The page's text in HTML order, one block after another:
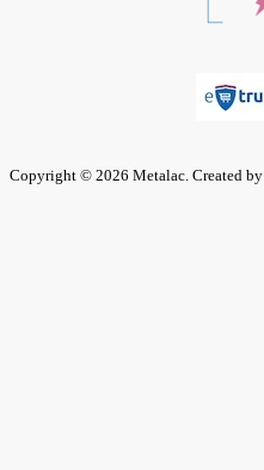
Copyright © 2026 Metalac. Created by